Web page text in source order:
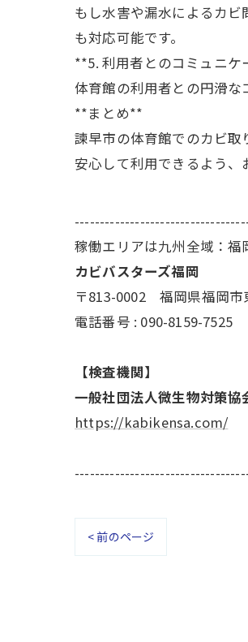
もし水害や漏水によるカ
も対応可能です。
**5. 利用者とのコミュニケ
体育館の利用者との円滑な
**まとめ**
諫早市の体育館でのカビ
安心して利用できるよう、
稼働エリアは九州全域：
カビバスターズ福岡
〒813-0002 福岡県福岡市
電話番号 : 090-8159-7525
【検査機関】
一般社団法人微生物対策協
https://kabikensa.com/
< 前のページ